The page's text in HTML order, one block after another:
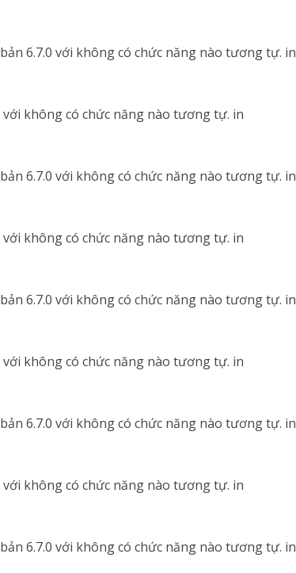
6.7.0 với không có chức năng nào tương tự. in
với không có chức năng nào tương tự. in
6.7.0 với không có chức năng nào tương tự. in
với không có chức năng nào tương tự. in
6.7.0 với không có chức năng nào tương tự. in
với không có chức năng nào tương tự. in
6.7.0 với không có chức năng nào tương tự. in
với không có chức năng nào tương tự. in
6.7.0 với không có chức năng nào tương tự. in